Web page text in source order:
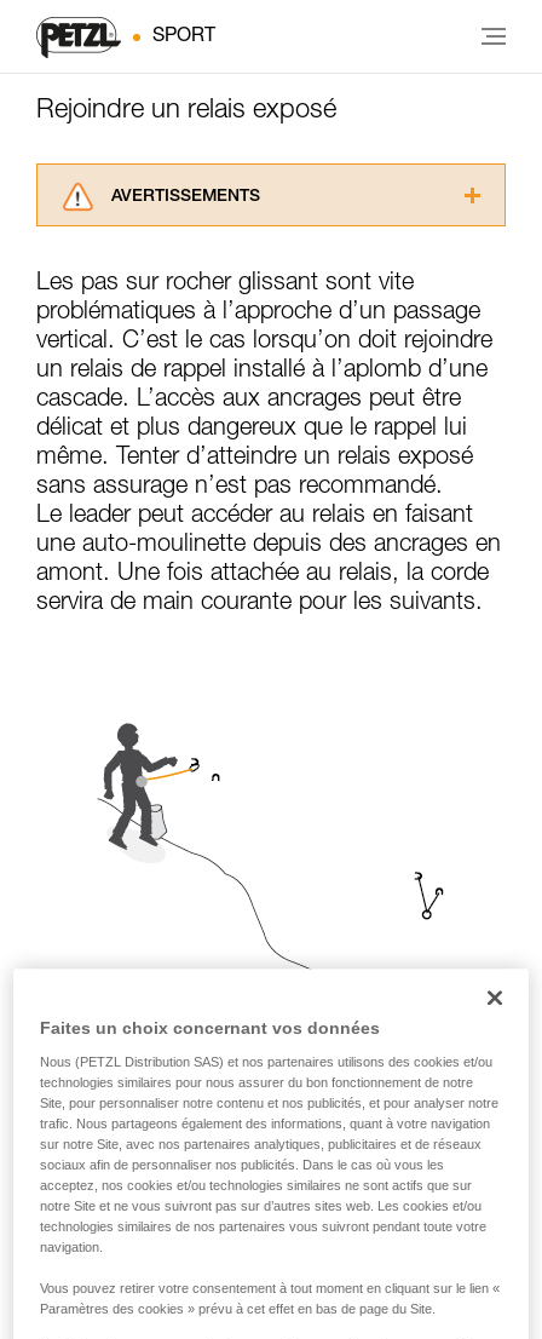
SPORT
Rejoindre un relais exposé
AVERTISSEMENTS
consulter. Vous devez avoir compris les
informations de la notice technique pour
pouvoir comprendre ce complément
d’informations.
Maîtriser ces techniques nécessite une
formation et un entraînement spécifique. Validez
avec un professionnel votre capacité à refaire
la manipulation, seul, en toute sécurité, avant
de la reproduire en autonomie.
Nous donnons des exemples de techniques
liées à votre activité. Il peut en exister d’autres
que nous ne décrivons pas ici.
Les pas sur rocher glissant sont vite
problématiques à l’approche d’un passage
vertical. C’est le cas lorsqu’on doit rejoindre
un relais de rappel installé à l’aplomb d’une
cascade. L’accès aux ancrages peut être
délicat et plus dangereux que le rappel lui
même. Tenter d’atteindre un relais exposé
sans assurage n’est pas recommandé.
Le leader peut accéder au relais en faisant
une auto-moulinette depuis des ancrages en
amont. Une fois attachée au relais, la corde
servira de main courante pour les suivants.
Faites un choix concernant vos données
Nous (PETZL Distribution SAS) et nos partenaires utilisons des cookies et/ou
technologies similaires pour nous assurer du bon fonctionnement de notre
Site, pour personnaliser notre contenu et nos publicités, et pour analyser notre
trafic. Nous partageons également des informations, quant à votre navigation
sur notre Site, avec nos partenaires analytiques, publicitaires et de réseaux
sociaux afin de personnaliser nos publicités. Dans le cas où vous les
acceptez, nos cookies et/ou technologies similaires ne sont actifs que sur
notre Site et ne vous suivront pas sur d’autres sites web. Les cookies et/ou
technologies similaires de nos partenaires vous suivront pendant toute votre
navigation.
Vous pouvez retirer votre consentement à tout moment en cliquant sur le lien «
Paramètres des cookies » prévu à cet effet en bas de page du Site.